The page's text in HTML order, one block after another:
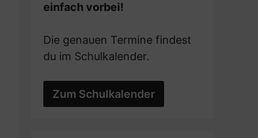
einfach vorbei!
Die genauen Termine findest
du im Schulkalender.
Zum Schulkalender